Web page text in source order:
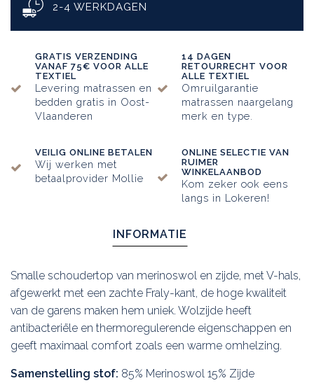
2-4 WERKDAGEN
GRATIS VERZENDING
VANAF 75€ VOOR ALLE
TEXTIEL
Levering matrassen en
bedden gratis in Oost-
Vlaanderen
14 DAGEN
RETOURRECHT VOOR
ALLE TEXTIEL
Omruilgarantie
matrassen naargelang
merk en type.
VEILIG ONLINE BETALEN
Wij werken met
betaalprovider Mollie
ONLINE SELECTIE VAN
RUIMER
WINKELAANBOD
Kom zeker ook eens
langs in Lokeren!
INFORMATIE
Smalle schoudertop van merinoswol en zijde, met V-hals,
afgewerkt met een zachte Fraly-kant, de hoge kwaliteit
van de garens maken hem uniek. Wolzijde heeft
antibacteriële en thermoregulerende eigenschappen en
geeft maximaal comfort zoals een warme omhelzing.
Samenstelling stof: 85% Merinoswol 15% Zijde